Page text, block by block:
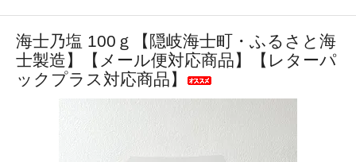
海士乃塩 100ｇ【隠岐海士町・ふるさと海
士製造】【メール便対応商品】【レターパ
ックプラス対応商品】